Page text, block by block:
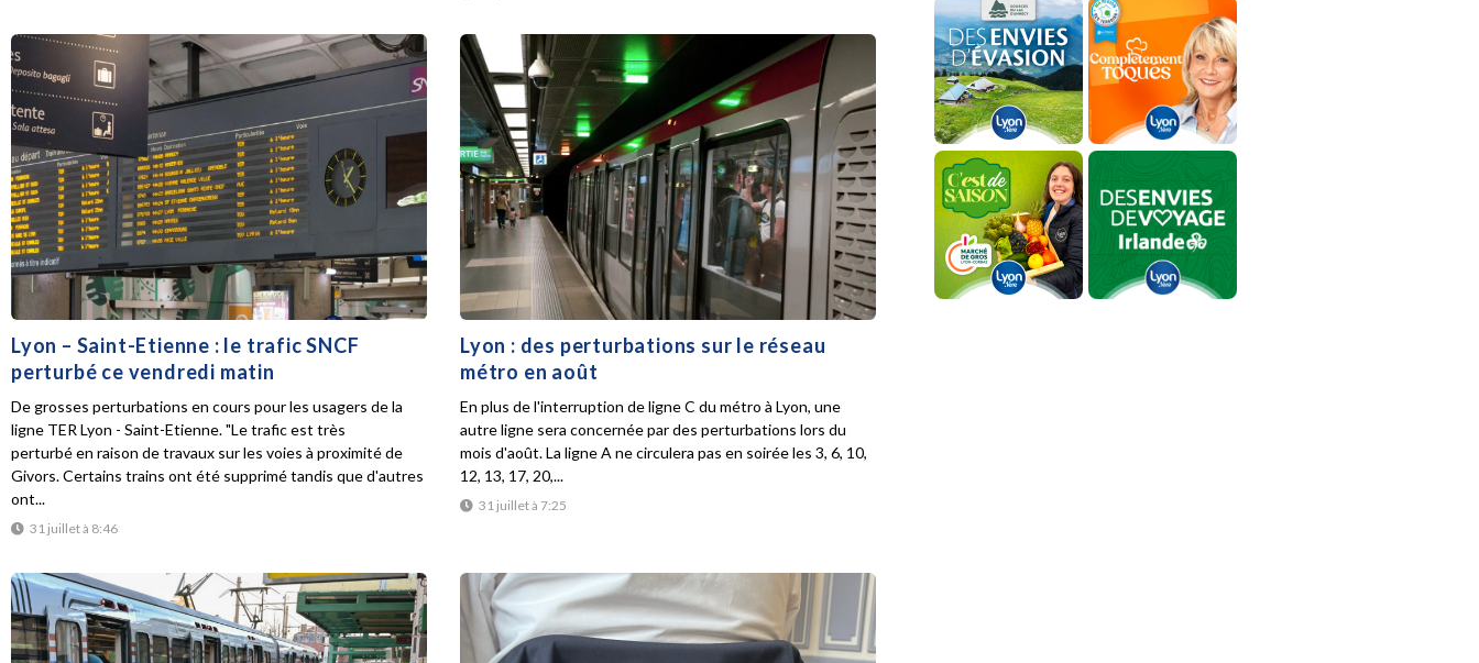
Lyon – Saint-Etienne : le trafic SNCF
perturbé ce vendredi matin
31 juillet à 8:46
De grosses perturbations en cours pour les usagers de la
ligne TER Lyon - Saint-Etienne. "Le trafic est très
perturbé en raison de travaux sur les voies à proximité de
Givors. Certains trains ont été supprimé tandis que d'autres
ont...
Lyon : des perturbations sur le réseau
métro en août
31 juillet à 7:25
En plus de l'interruption de ligne C du métro à Lyon, une
autre ligne sera concernée par des perturbations lors du
mois d'août. La ligne A ne circulera pas en soirée les 3, 6, 10,
12, 13, 17, 20,...